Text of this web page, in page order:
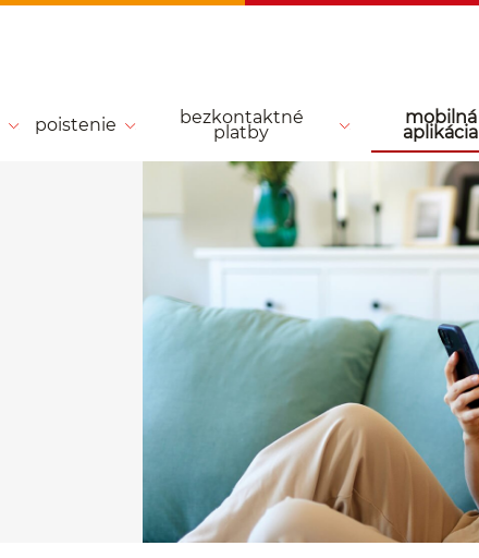
poistenie bezkontaktné
platby
mobilná
aplikácia